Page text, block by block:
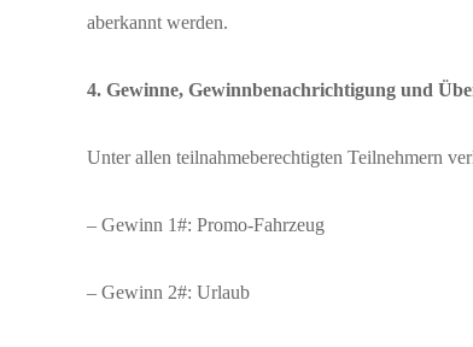
aberkannt werden.
4. Gewinne, Gewinnbenachrichtigung und
Unter allen teilnahmeberechtigten Teilnehmern
– Gewinn 1#: Promo-Fahrzeug
– Gewinn 2#: Urlaub